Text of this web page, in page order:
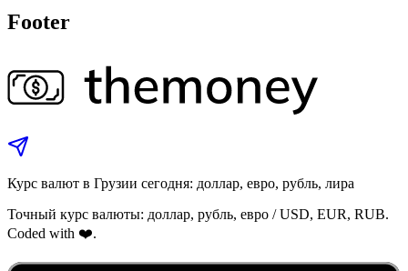
Footer
Курс валют в Грузии сегодня: доллар, евро, рубль, лира
Точный курс валюты: доллар, рубль, евро / USD, EUR, RUB.
Coded with ❤️.